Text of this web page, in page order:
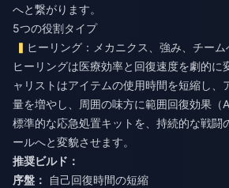
へと繋がります。
5つの役割タイプ
ヒーリング：メカニクス、強み、チーム
ヒーリングは医療効率と回復速度を劇的に
ャリストはアイテムの使用時間を短縮し、
量を増やし、周囲の味方に範囲回復効果（
標準的な応急処置キットを、持続的な戦闘
ールへと変貌させます。
推奨ビルド：
序盤：
自己回復時間の短縮